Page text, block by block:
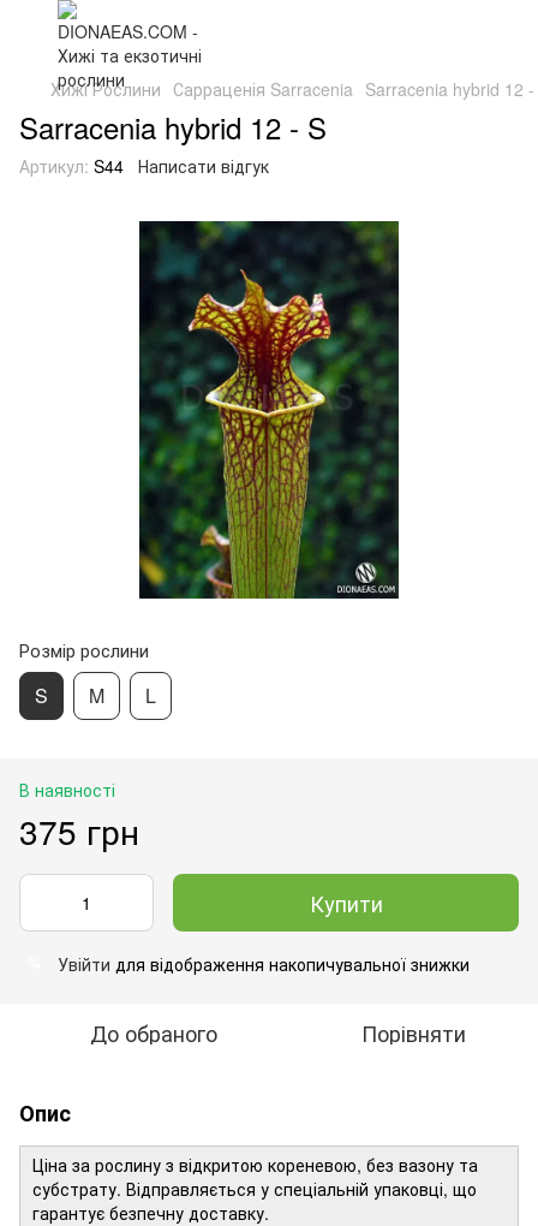
Хижі Рослини Сарраценія Sarracenia Sarracenia hybrid 12 -
Sarracenia hybrid 12 - S
Артикул: S44 Написати відгук
Розмір рослини
S M L
В наявності
375 грн
Купити
Увійти для відображення накопичувальної знижки
До обраного Порівняти
Опис
Ціна за рослину з відкритою кореневою, без вазону та
субстрату. Відправляється у спеціальній упаковці, що
гарантує безпечну доставку.